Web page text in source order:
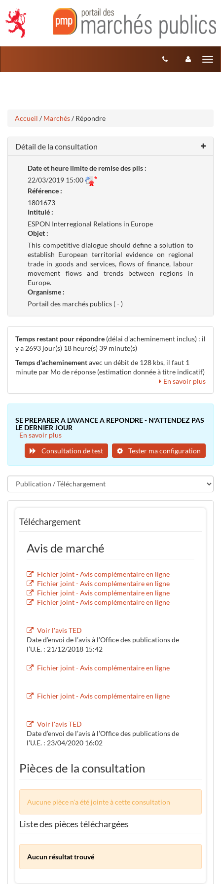
contenu
Accueil / Marchés/ Répondre
Détail de la consultation
Date et heure limite de remise des plis :
22/03/2019 15:00
Référence :
1801673
Intitulé :
ESPON Interregional Relations in Europe
Objet :
This competitive dialogue should define a solution to
establish European territorial evidence on regional
trade in goods and services, flows of finance, labour
movement flows and trends between regions in
Europe.
Organisme :
Portail des marchés publics ( - )
Temps restant pour répondre (délai d'acheminement inclus) : il
y a 2693 jour(s) 18 heure(s) 39 minute(s)
Temps d'acheminementavec un débit de 128 kbs, il faut 1
minute par Mo de réponse (estimation donnée à titre indicatif)
En savoir plus
SE PREPARER A L'AVANCE A REPONDRE - N'ATTENDEZ PAS
LE DERNIER JOUR
En savoir plus
Tester ma configuration
Consultation de test
Téléchargement
Avis de marché
Fichier joint - Avis complémentaire en ligne
Fichier joint - Avis complémentaire en ligne
Fichier joint - Avis complémentaire en ligne
Fichier joint - Avis complémentaire en ligne
Voir l'avis TED
Date d’envoi de l’avis à l’Office des publications de
l’U.E. : 21/12/2018 15:42
Fichier joint - Avis complémentaire en ligne
Fichier joint - Avis complémentaire en ligne
Voir l'avis TED
Date d’envoi de l’avis à l’Office des publications de
l’U.E. : 23/04/2020 16:02
Pièces de la consultation
Aucune pièce n'a été jointe à cette consultation
Liste des pièces téléchargées
Aucun résultat trouvé